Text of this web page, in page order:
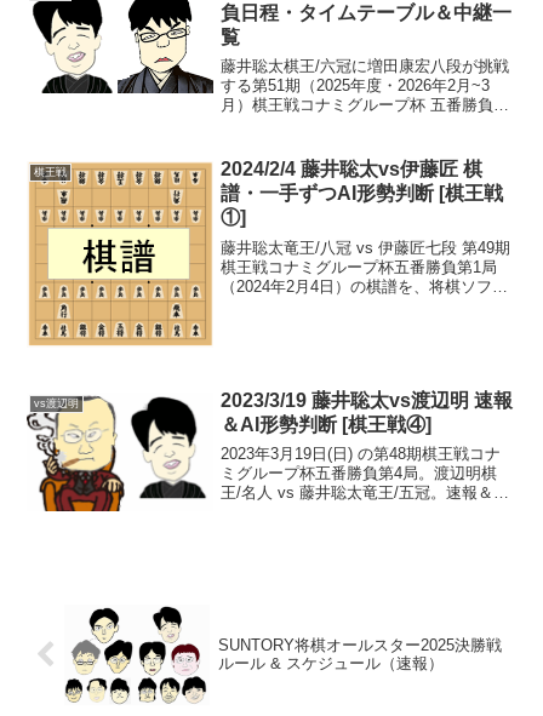
負日程・タイムテーブル＆中継一
覧
藤井聡太棋王/六冠に増田康宏八段が挑戦
する第51期（2025年度・2026年2月~3
月）棋王戦コナミグループ杯 五番勝負の
>> 第3局>> 第4局>> 第5局>...
棋王戦
2024/2/4 藤井聡太vs伊藤匠 棋
譜・一手ずつAI形勢判断 [棋王戦
①]
藤井聡太竜王/八冠 vs 伊藤匠七段 第49期
棋王戦コナミグループ杯五番勝負第1局
（2024年2月4日）の棋譜を、将棋ソフ
vs渡辺明
2023/3/19 藤井聡太vs渡辺明 速報
＆AI形勢判断 [棋王戦④]
2023年3月19日(日) の第48期棋王戦コナ
ミグループ杯五番勝負第4局。渡辺明棋
王/名人 vs 藤井聡太竜王/五冠。速報＆AI
SUNTORY将棋オールスター2025決勝戦
ルール & スケジュール（速報）